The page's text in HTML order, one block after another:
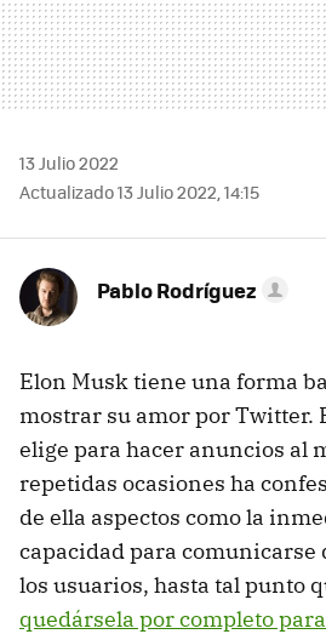
13 Julio 2022
Actualizado 13 Julio 2022, 14:15
Pablo Rodríguez
Elon Musk tiene una forma
mostrar su amor por Twitter.
elige para hacer anuncios al
repetidas ocasiones ha
de ella aspectos como la
capacidad para comunicarse
los usuarios, hasta tal punto
quedársela por completo